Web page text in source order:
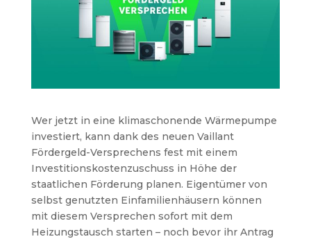
Wer jetzt in eine klimaschonende Wärmepumpe
investiert, kann dank des neuen Vaillant
Fördergeld-Versprechens fest mit einem
Investitionskostenzuschuss in Höhe der
staatlichen Förderung planen. Eigentümer von
selbst genutzten Einfamilienhäusern können
mit diesem Versprechen sofort mit dem
Heizungstausch starten – noch bevor ihr Antrag